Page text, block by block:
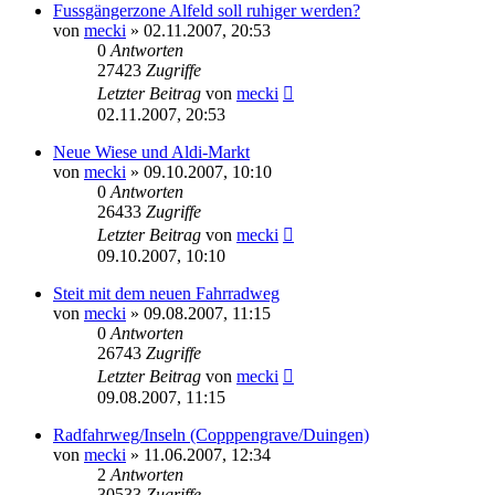
Fussgängerzone Alfeld soll ruhiger werden?
von mecki » 02.11.2007, 20:53
0 Antworten
27423 Zugriffe
Letzter Beitrag von mecki
02.11.2007, 20:53
Neue Wiese und Aldi-Markt
von mecki » 09.10.2007, 10:10
0 Antworten
26433 Zugriffe
Letzter Beitrag von mecki
09.10.2007, 10:10
Steit mit dem neuen Fahrradweg
von mecki » 09.08.2007, 11:15
0 Antworten
26743 Zugriffe
Letzter Beitrag von mecki
09.08.2007, 11:15
Radfahrweg/Inseln (Copppengrave/Duingen)
von mecki » 11.06.2007, 12:34
2 Antworten